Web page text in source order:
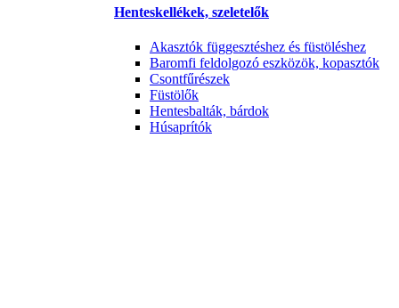
Henteskellékek, szeletelők
Akasztók függesztéshez és füstöléshez
Baromfi feldolgozó eszközök, kopasztók
Csontfűrészek
Füstölők
Hentesbalták, bárdok
Húsaprítók